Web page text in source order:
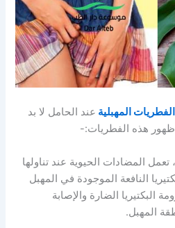
المهبلية عند الحامل لا بد
هذه الفطريات:-
تعمل المضادات الحيوية عند تناولها
النافعة الموجودة في المهبل
البكتيريا الضارة والإصابة
المهبل.